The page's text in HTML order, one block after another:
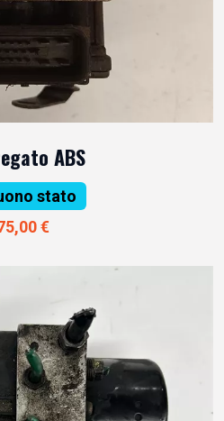
ABS
stato
€